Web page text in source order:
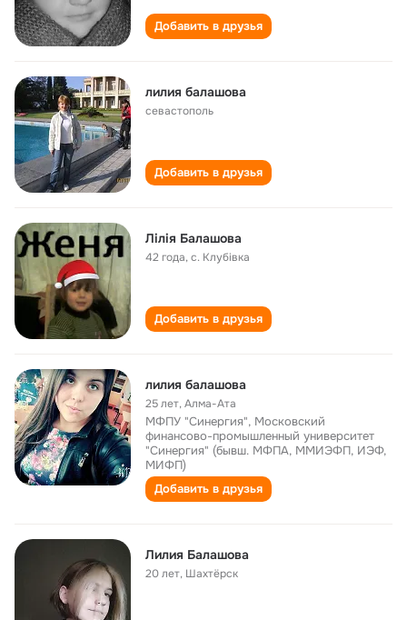
Добавить в друзья
лилия балашова
севастополь
Добавить в друзья
Лілія Балашова
42 года,с. Клубівка
Добавить в друзья
лилия балашова
25 лет,Алма-Ата
МФПУ "Синергия", Московский
финансово-промышленный университет
"Синергия" (бывш. МФПА, ММИЭФП, ИЭФ,
МИФП)
Добавить в друзья
Лилия Балашова
20 лет, Шахтёрск